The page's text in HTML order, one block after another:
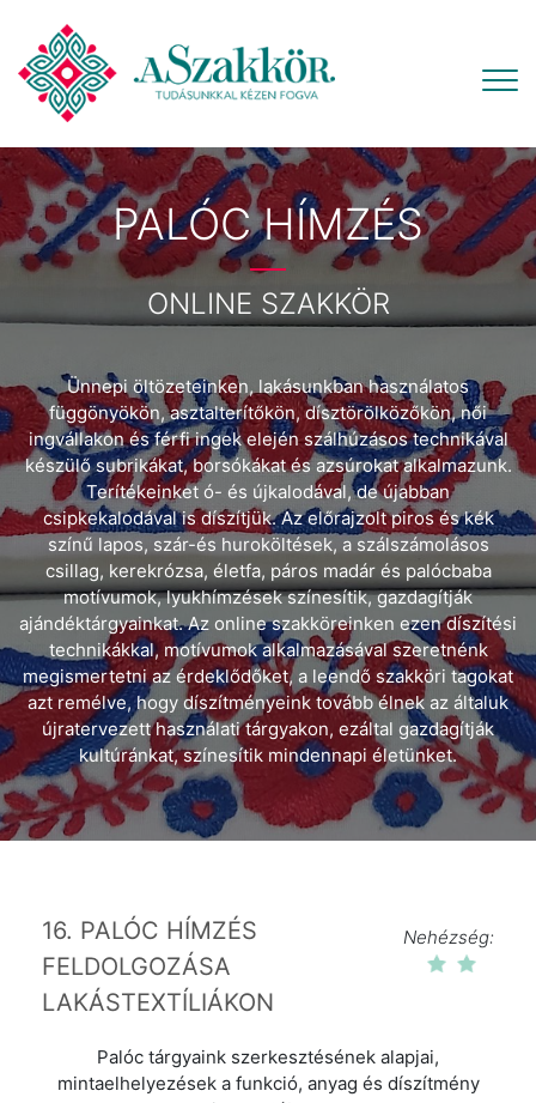
PALÓC HÍMZÉS
ONLINE SZAKKÖR
Ünnepi öltözeteinken, lakásunkban használatos
függönyökön, asztalterítőkön, dísztörölközőkön, női
ingvállakon és férfi ingek elején szálhúzásos technikával
készülő subrikákat, borsókákat és azsúrokat alkalmazunk.
Terítékeinket ó- és újkalodával, de újabban
csipkekalodával is díszítjük. Az előrajzolt piros és kék
színű lapos, szár-és huroköltések, a szálszámolásos
csillag, kerekrózsa, életfa, páros madár és palócbaba
motívumok, lyukhímzések színesítik, gazdagítják
ajándéktárgyainkat. Az online szakköreinken ezen díszítési
technikákkal, motívumok alkalmazásával szeretnénk
megismertetni az érdeklődőket, a leendő szakköri tagokat
azt remélve, hogy díszítményeink tovább élnek az általuk
újratervezett használati tárgyakon, ezáltal gazdagítják
kultúránkat, színesítik mindennapi életünket.
16. PALÓC HÍMZÉS
FELDOLGOZÁSA
LAKÁSTEXTÍLIÁKON
Nehézség:
Palóc tárgyaink szerkesztésének alapjai,
mintaelhelyezések a funkció, anyag és díszítmény